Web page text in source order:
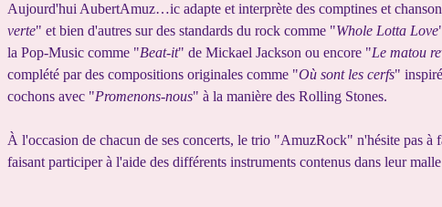
Aujourd'hui AubertAmuz…ic adapte et interprète des comptines et
verte" et bien d'autres sur des standards du rock comme "Whole Lotta Love
la Pop-Music comme "Beat-it" de Mickael Jackson ou encore "Le matou
complété par des compositions originales comme "Où sont les cerfs"
cochons avec "Promenons-nous" à la manière des Rolling Stones.
À l'occasion de chacun de ses concerts, le trio "AmuzRock" n'hésite pas à
faisant participer à l'aide des différents instruments contenus dans leur